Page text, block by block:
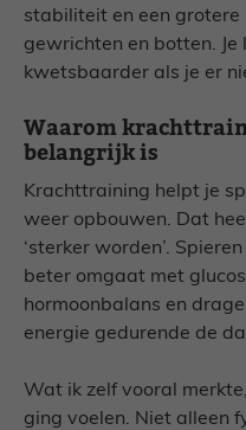
stabiliteit en een grotere
gewrichten en botten.
kwetsbaarder als je er
Waarom
belangrijk is
Krachttraining helpt je
weer opbouwen. Dat
‘sterker worden’.
beter omgaat met
hormoonbalans en
energie gedurende de
Wat ik zelf vooral
ging voelen. Niet alleen